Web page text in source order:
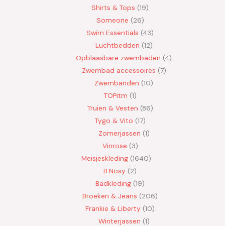
Shirts & Tops 19
Someone 26
Swim Essentials 43
Luchtbedden 12
Opblaasbare zwembaden 4
Zwembad accessoires 7
Zwembanden 10
TOPitm 1
Truien & Vesten 86
Tygo & Vito 17
Zomerjassen 1
Vinrose 3
Meisjeskleding 1640
B.Nosy
2
Badkleding 19
Broeken & Jeans
206
Frankie & Liberty 10
Winterjassen 1